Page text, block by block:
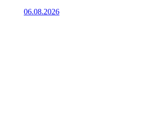
06.08.2026